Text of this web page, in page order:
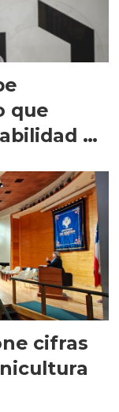
que
de
cifras